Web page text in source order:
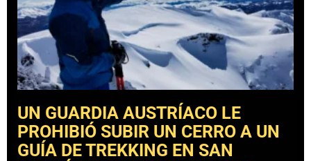
UN GUARDIA AUSTRÍACO LE
PROHIBIÓ SUBIR UN CERRO A UN
GUÍA DE TREKKING EN SAN